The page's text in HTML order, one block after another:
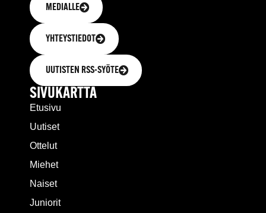
MEDIALLE
YHTEYSTIEDOT
UUTISTEN RSS-SYÖTE
SIVUKARTTA
Etusivu
Uutiset
Ottelut
Miehet
Naiset
Juniorit